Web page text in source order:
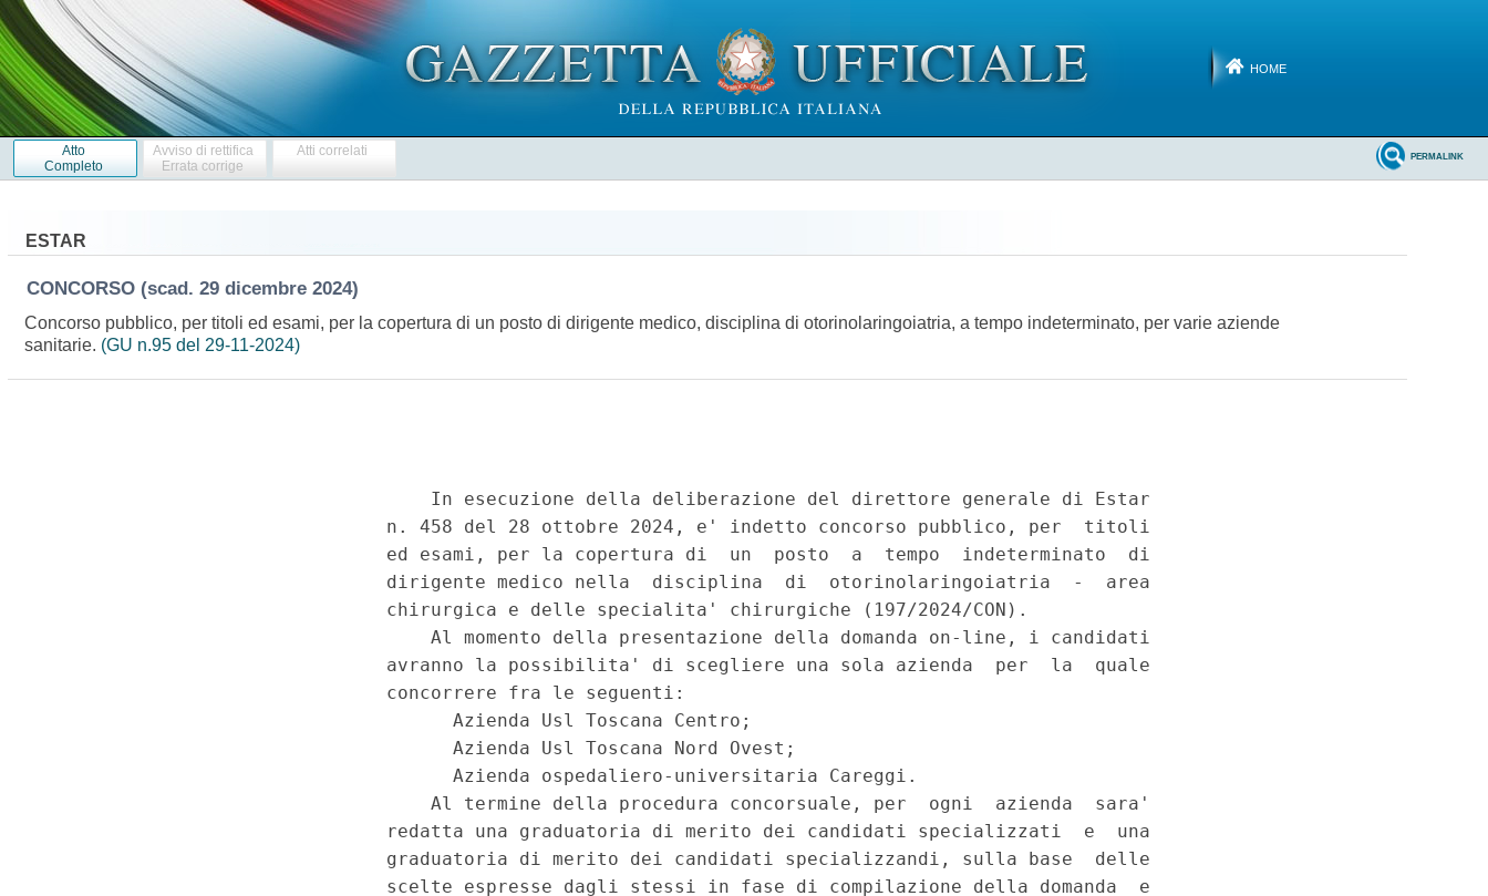
HOME
Atto
Completo
Avviso di rettifica
Errata corrige
Atti correlati PERMALINK
ESTAR
CONCORSO (scad. 29 dicembre 2024)
Concorso pubblico, per titoli ed esami, per la copertura di un posto di dirigente medico, disciplina di otorinolaringoiatria, a tempo indeterminato, per varie aziende
sanitarie. (GU n.95 del 29-11-2024)